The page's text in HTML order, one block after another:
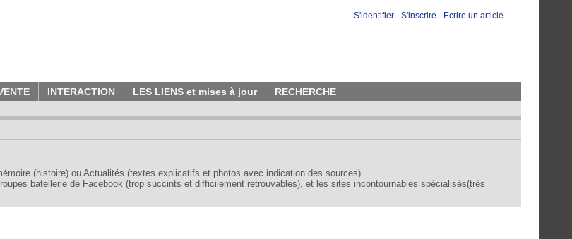
S'identifier - S'inscrire - Ecrire un article
INTERACTION LES LIENS et mises à jour RECHERCHE
(histoire) ou Actualités (textes explicatifs et photos avec indication des sources)
batellerie de Facebook (trop succints et difficilement retrouvables), et les sites incontournables spécialisés(très